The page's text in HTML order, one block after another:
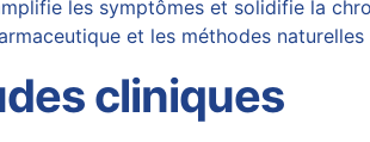
les symptômes et solidifie la
et les méthodes
cliniques